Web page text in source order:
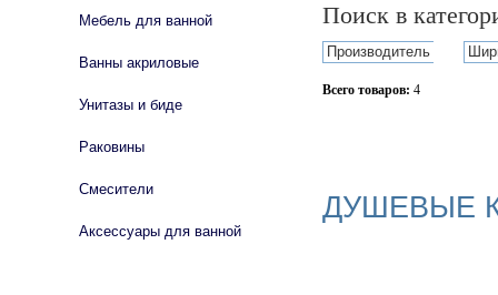
Поиск в
Производитель
Всего товаров: 4
ДУШЕВЫЕ
Мебель для ванной
Ванны акриловые
Унитазы и биде
Раковины
Смесители
Аксессуары для ванной